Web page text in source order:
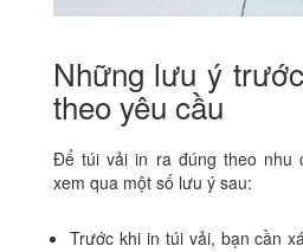
Những lưu ý
theo yêu cầu
Để túi vải in ra đúng theo nhu
xem qua một số lưu ý sau:
Trước khi in túi vải, bạn cần